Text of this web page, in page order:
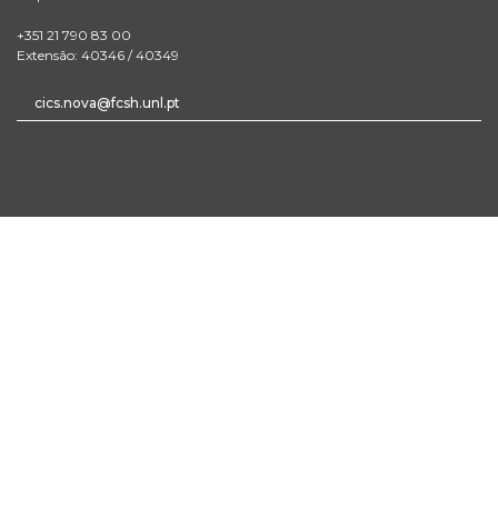
+351 21 790 83 00
Extensão: 40346 / 40349
cics.nova@fcsh.unl.pt